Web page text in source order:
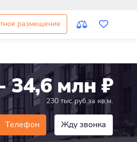
размещение
34,6 млн ₽
230 тыс руб.за кв.м.
Телефон Жду звонка